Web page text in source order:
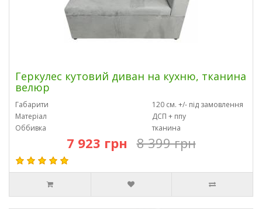
Геркулес кутовий диван на кухню, тканина
велюр
Габарити
120 см. +/- під замовлення
Матеріал
ДСП + ппу
Оббивка
тканина
7 923 грн 8 399 грн